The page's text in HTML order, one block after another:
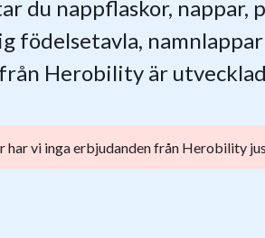
du nappflaskor, nappar,
födelsetavla,
Herobility är
har vi inga erbjudanden från Herobility